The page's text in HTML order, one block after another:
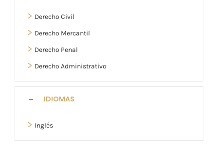
> Derecho Civil
> Derecho Mercantil
> Derecho Penal
> Derecho Administrativo
IDIOMAS
> Inglés